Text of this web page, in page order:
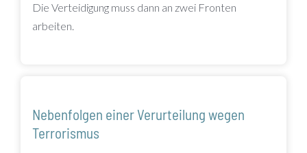
Die Verteidigung muss dann an zwei Fronten
arbeiten.
Nebenfolgen einer Verurteilung wegen
Terrorismus